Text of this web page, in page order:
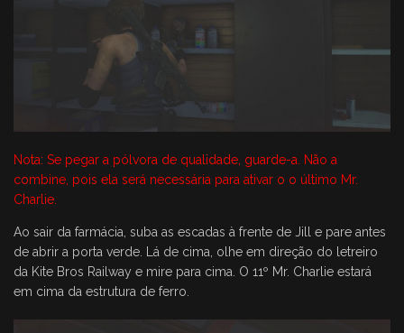
Nota: Se pegar a pólvora de qualidade, guarde-a. Não a
combine, pois ela será necessária para ativar o o último Mr.
Charlie.
Ao sair da farmácia, suba as escadas à frente de Jill e pare antes
de abrir a porta verde. Lá de cima, olhe em direção do letreiro
da Kite Bros Railway e mire para cima. O 11º Mr. Charlie estará
em cima da estrutura de ferro.